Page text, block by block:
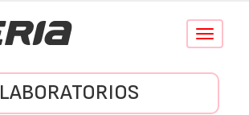
Conmutar
LABORATORIOS